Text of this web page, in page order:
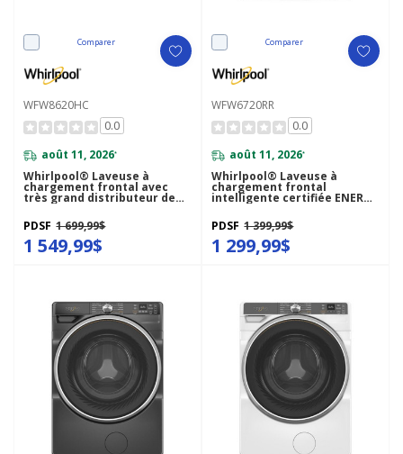
Comparer
WFW8620HC
0.0
août 11, 2026*
Whirlpool® Laveuse à
chargement frontal avec
très grand distributeur de
détergent Load & Go™, 5.8 pi³
C.E.I. WFW8620HC
PDSF 1 699,99$
1 549,99$
Comparer
WFW6720RR
0.0
août 11, 2026*
Whirlpool® Laveuse à
chargement frontal
intelligente certifiée ENERGY
STAR® avec système de
ventilation FreshFlow™ et
technologie de lavage
intelligent de 5.8 pi cu C.E.I.
WFW6720RR
PDSF 1 399,99$
1 299,99$